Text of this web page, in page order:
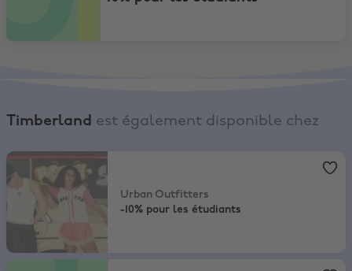
Timberland est également disponible chez
Urban Outfitters,-10% pour les étudiants
Urban Outfitters
-10% pour les étudiants